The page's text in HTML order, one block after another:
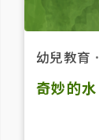
幼兒教育 ．
奇妙的水